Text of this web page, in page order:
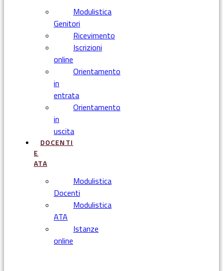
Modulistica
Genitori
Ricevimento
Iscrizioni
online
Orientamento
in
entrata
Orientamento
in
uscita
DOCENTI
E
ATA
Modulistica
Docenti
Modulistica
ATA
Istanze
online